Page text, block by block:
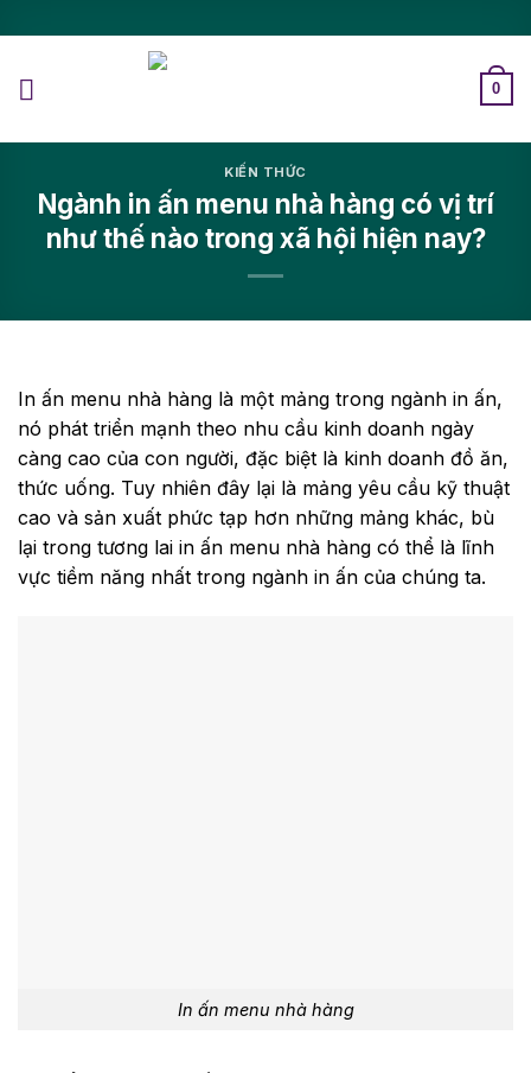
0
KIẾN THỨC
Ngành in ấn menu nhà hàng có vị trí
như thế nào trong xã hội hiện nay?
In ấn menu nhà hàng là một mảng trong ngành in ấn,
nó phát triển mạnh theo nhu cầu kinh doanh ngày
càng cao của con người, đặc biệt là kinh doanh đồ ăn,
thức uống. Tuy nhiên đây lại là mảng yêu cầu kỹ thuật
cao và sản xuất phức tạp hơn những mảng khác, bù
lại trong tương lai in ấn menu nhà hàng có thể là lĩnh
vực tiềm năng nhất trong ngành in ấn của chúng ta.
In ấn menu nhà hàng